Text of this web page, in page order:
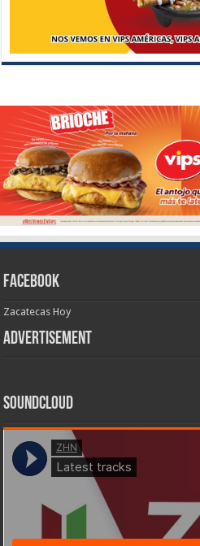
Facebook
Zacatecas Hoy
Advertisement
SoundCloud